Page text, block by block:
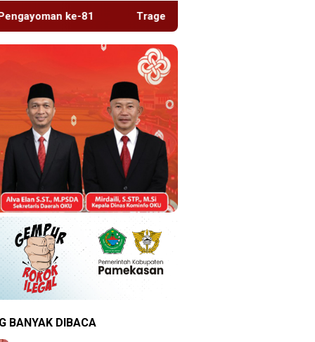
Tragedi Proyek Masjid MIN 5 Madiun: Satu Nyawa Melayang,
BANYAK DIBACA